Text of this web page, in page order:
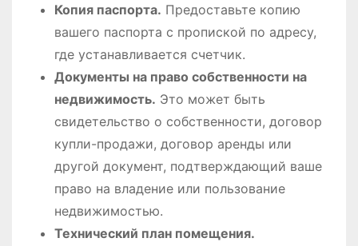
Копия паспорта. Предоставьте копию
вашего паспорта с пропиской по адресу,
где устанавливается счетчик.
Документы на право собственности на
недвижимость. Это может быть
свидетельство о собственности, договор
купли-продажи, договор аренды или
другой документ, подтверждающий ваше
право на владение или пользование
недвижимостью.
Технический план помещения.